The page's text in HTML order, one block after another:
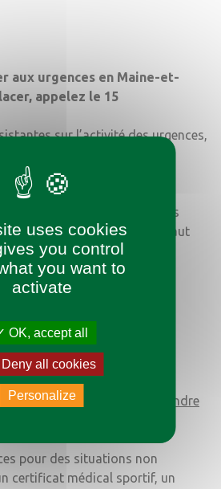
aux urgences en Maine-et-
appelez le 15
sur l’activité des urgences,
déplacer est essentiel pour
adaptée à chacun.
évalue votre situation et vous
la plus adaptée. Ce réflexe vaut
du département.
urgences ?
sont d’abord destinés à prendre
pour des situations non
certificat médical sportif, un
uses cookies
you control
you want to
activate
OK, accept all
Deny all cookies
Personalize